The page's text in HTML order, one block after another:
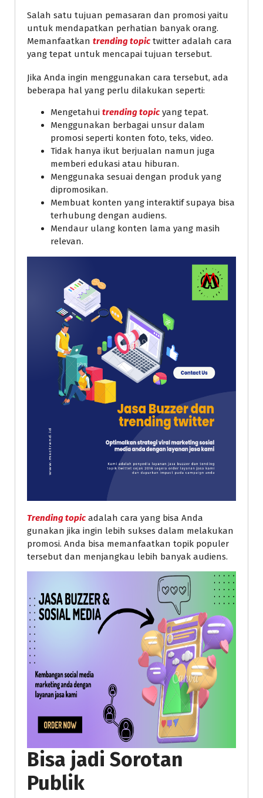
Salah satu tujuan pemasaran dan promosi yaitu
untuk mendapatkan perhatian banyak orang.
Memanfaatkan trending topic twitter adalah cara
yang tepat untuk mencapai tujuan tersebut.
Jika Anda ingin menggunakan cara tersebut, ada
beberapa hal yang perlu dilakukan seperti:
Mengetahui trending topic yang tepat.
Menggunakan berbagai unsur dalam
promosi seperti konten foto, teks, video.
Tidak hanya ikut berjualan namun juga
memberi edukasi atau hiburan.
Menggunaka sesuai dengan produk yang
dipromosikan.
Membuat konten yang interaktif supaya bisa
terhubung dengan audiens.
Mendaur ulang konten lama yang masih
relevan.
Trending topic adalah cara yang bisa Anda
gunakan jika ingin lebih sukses dalam melakukan
promosi. Anda bisa memanfaatkan topik populer
tersebut dan menjangkau lebih banyak audiens.
Bisa jadi Sorotan
Publik